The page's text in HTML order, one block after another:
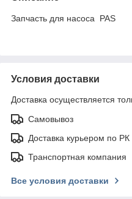
Запчасть для насоса PAS
Условия доставки
Доставка осуществляется
Самовывоз
Доставка курьером по
Транспортная компания
Все условия доставки